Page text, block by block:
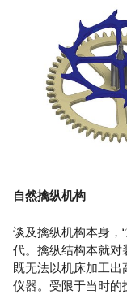
自然擒纵机构
谈及擒纵机构本身，
代。擒纵结构本就对
既无法以机床加工
仪器。受限于当时的